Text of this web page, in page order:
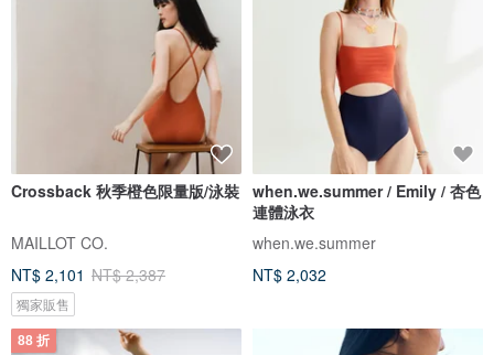
Crossback 秋季橙色限量版/泳裝
MAILLOT CO.
NT$ 2,101 NT$ 2,387
獨家販售
when.we.summer / Emily / 杏色
連體泳衣
when.we.summer
NT$ 2,032
88 折